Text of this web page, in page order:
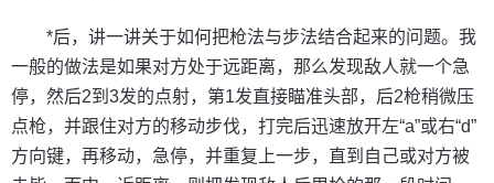
*后，讲一讲关于如何把枪法与步法结合起来的问题。我
一般的做法是如果对方处于远距离，那么发现敌人就一个急
停，然后2到3发的点射，第1发直接瞄准头部，后2枪稍微压
点枪，并跟住对方的移动步伐，打完后迅速放开左“a”或右“d”
方向键，再移动，急停，并重复上一步，直到自己或对方被